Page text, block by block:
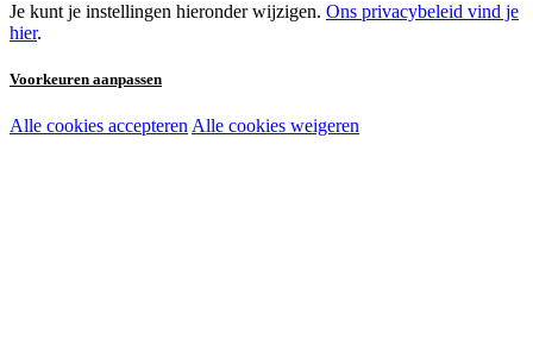
Je kunt je instellingen hieronder wijzigen. Ons privacybeleid vind je
hier.
Voorkeuren aanpassen
Noodzakelijke cookies:
Alle cookies accepteren Alle cookies weigeren